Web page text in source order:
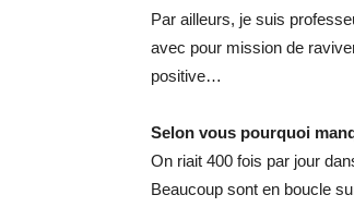
Par ailleurs, je suis
avec pour mission de
positive…
Selon vous pourquoi
On riait 400 fois par jour
Beaucoup sont en boucle